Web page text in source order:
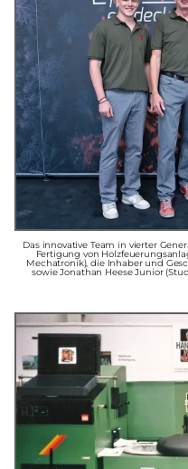
Das innovative Team in vierter
Fertigung von
Mechatronik), die Inhaber und
sowie Jonathan Heese Junior